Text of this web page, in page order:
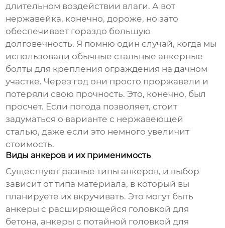
длительном воздействии влаги. А вот
нержавейка, конечно, дороже, но зато
обеспечивает гораздо большую
долговечность. Я помню один случай, когда мы
использовали обычные стальные анкерные
болты для крепления ограждения на дачном
участке. Через год они просто проржавели и
потеряли свою прочность. Это, конечно, был
просчет. Если погода позволяет, стоит
задуматься о варианте с нержавеющей
сталью, даже если это немного увеличит
стоимость.
Виды анкеров и их применимость
Существуют разные типы анкеров, и выбор
зависит от типа материала, в который вы
планируете их вкручивать. Это могут быть
анкеры с расширяющейся головкой для
бетона, анкеры с потайной головкой для